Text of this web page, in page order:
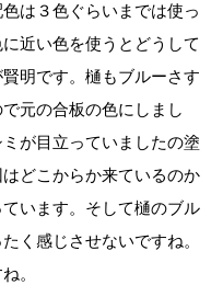
は３色ぐらいまでは使っ
近い色を使うとどうして
明です。樋もブルーさす
元の合板の色にしまし
が目立っていましたの塗
どこからか来ているのか
います。そして樋のブル
く感じさせないですね。
。